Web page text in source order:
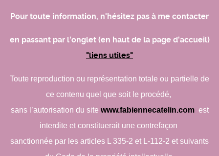
Pour toute information, n'hésitez pas à me contacter
en passant par l'onglet (en haut de la page d'accueil)
"liens utiles"
Toute reproduction ou représentation totale ou partielle de
ce contenu quel que soit le procédé,
sans l’autorisation du site www.fabiennecatelin.com est
interdite et constituerait une contrefaçon
sanctionnée par les articles L 335-2 et L-112-2 et suivants